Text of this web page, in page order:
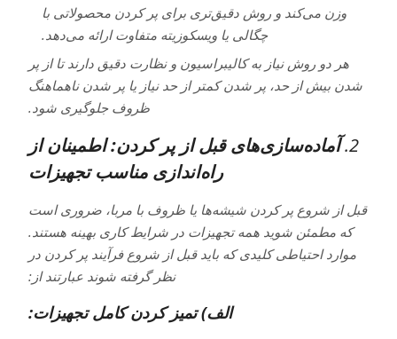
وزن می‌کند و روش دقیق‌تری برای پر کردن محصولاتی با
چگالی یا ویسکوزیته متفاوت ارائه می‌دهد.
هر دو روش نیاز به کالیبراسیون و نظارت دقیق دارند تا از پر
شدن بیش از حد، پر شدن کمتر از حد نیاز یا پر شدن ناهماهنگ
ظروف جلوگیری شود.
2. آماده‌سازی‌های قبل از پر کردن: اطمینان از
راه‌اندازی مناسب تجهیزات
قبل از شروع پر کردن شیشه‌ها یا ظروف با مربا، ضروری است
که مطمئن شوید همه تجهیزات در شرایط کاری بهینه هستند.
موارد احتیاطی کلیدی که باید قبل از شروع فرآیند پر کردن در
نظر گرفته شوند عبارتند از:
الف) تمیز کردن کامل تجهیزات: